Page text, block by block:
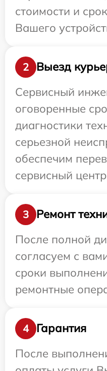
стоимости и
Вашего
2
Выезд
Сервисный
оговоренные
диагностики
серьезной
обеспечим
сервисный
3
Ремонт
После полной
согласуем с
сроки
ремонтные
4
Гарантия
После